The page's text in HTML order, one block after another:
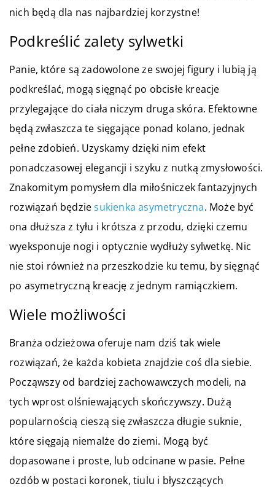
nich będą dla nas najbardziej korzystne!
Podkreślić zalety sylwetki
Panie, które są zadowolone ze swojej figury i lubią ją
podkreślać, mogą sięgnąć po obcisłe kreacje
przylegające do ciała niczym druga skóra. Efektowne
będą zwłaszcza te sięgające ponad kolano, jednak
pełne zdobień. Uzyskamy dzięki nim efekt
ponadczasowej elegancji i szyku z nutką zmysłowości.
Znakomitym pomysłem dla miłośniczek fantazyjnych
rozwiązań będziesukienka asymetryczna. Może być
ona dłuższa z tyłu i krótsza z przodu, dzięki czemu
wyeksponuje nogi i optycznie wydłuży sylwetkę. Nic
nie stoi również na przeszkodzie ku temu, by sięgnąć
po asymetryczną kreację z jednym ramiączkiem.
Wiele możliwości
Branża odzieżowa oferuje nam dziś tak wiele
rozwiązań, że każda kobieta znajdzie coś dla siebie.
Począwszy od bardziej zachowawczych modeli, na
tych wprost olśniewających skończywszy. Dużą
popularnością cieszą się zwłaszcza długie suknie,
które sięgają niemalże do ziemi. Mogą być
dopasowane i proste, lub odcinane w pasie. Pełne
ozdób w postaci koronek, tiulu i błyszczących